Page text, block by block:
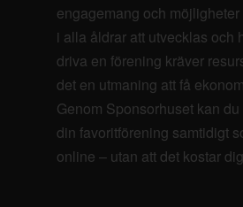
engagemang och
i alla åldrar att utvecklas och
driva en förening kräver
det en utmaning att få
Genom Sponsorhuset kan
din favoritförening samtidigt
online – utan att det kostar